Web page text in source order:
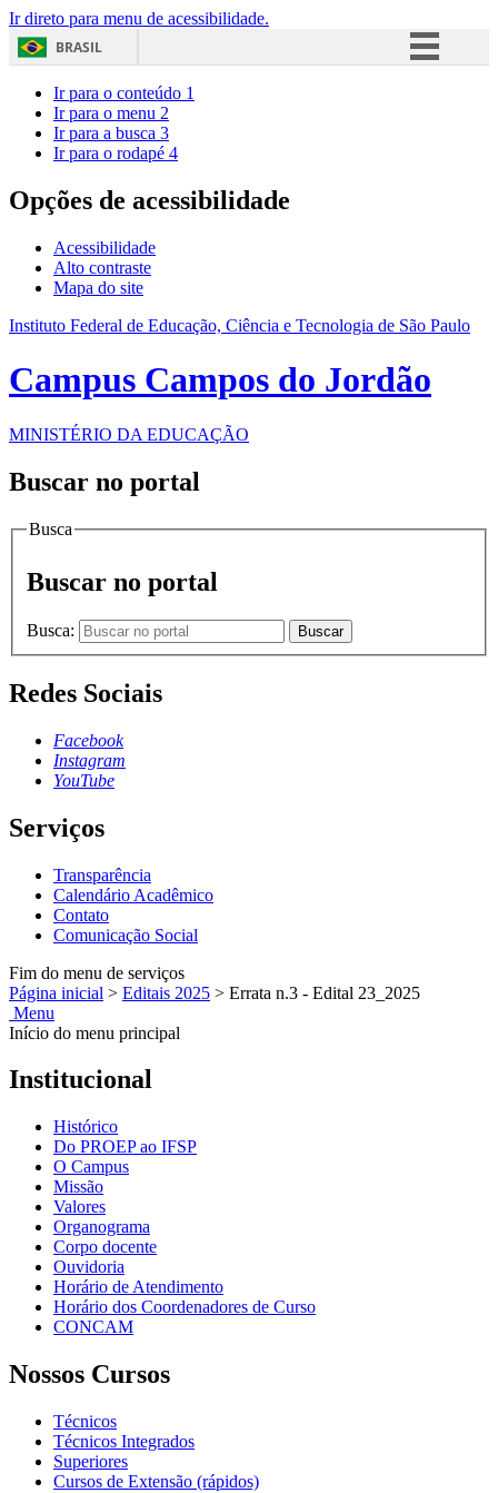
Ir direto para menu de acessibilidade.
BRASIL
Acesso à informação
Ir para o conteúdo 1
Ir para o menu 2
Ir para a busca 3
Ir para o rodapé 4
Opções de acessibilidade
Acessibilidade
Alto contraste
Mapa do site
Instituto Federal de Educação, Ciência e Tecnologia de São Paulo
Campus Campos do Jordão
MINISTÉRIO DA EDUCAÇÃO
Buscar no portal
Busca
Buscar no portal
Busca: Buscar
Redes Sociais
Facebook
Instagram
YouTube
Serviços
Transparência
Calendário Acadêmico
Contato
Comunicação Social
Fim do menu de serviços
Página inicial > Editais 2025 > Errata n.3 - Edital 23_2025
Menu
Início do menu principal
Institucional
Histórico
Do PROEP ao IFSP
O Campus
Missão
Valores
Organograma
Corpo docente
Ouvidoria
Horário de Atendimento
Horário dos Coordenadores de Curso
CONCAM
Nossos Cursos
Técnicos
Técnicos Integrados
Superiores
Cursos de Extensão (rápidos)